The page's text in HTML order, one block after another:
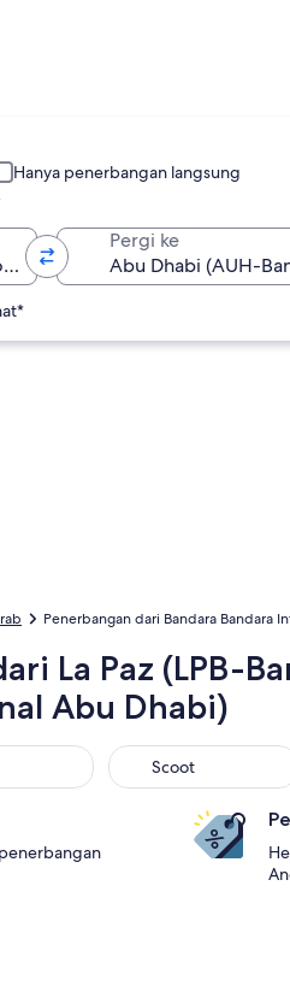
Hanya penerbangan langsung
Pergi ke
Penerbangan dari Bandara Bandara
La Paz (LPB-
Abu Dhabi)
Scoot
Scoot